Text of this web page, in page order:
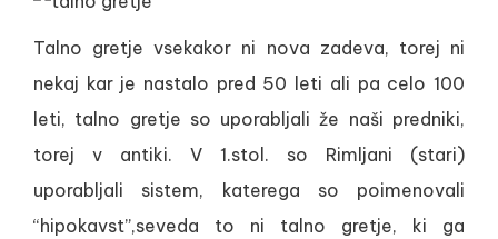
Talno gretje vsekakor ni nova zadeva, torej ni
nekaj kar je nastalo pred 50 leti ali pa celo 100
leti, talno gretje so uporabljali že naši predniki,
torej v antiki. V 1.stol. so Rimljani (stari)
uporabljali sistem, katerega so poimenovali
“hipokavst”,seveda to ni talno gretje, ki ga